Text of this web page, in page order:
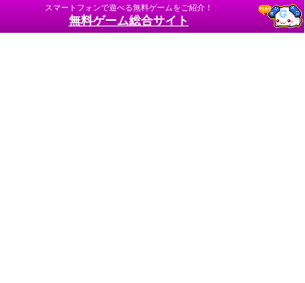
スマートフォンで遊べる無料ゲームをご紹介！
無料ゲーム総合サイト